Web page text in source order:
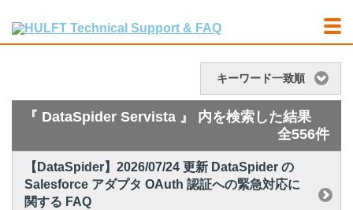
キーワード一致順
『 DataSpider Servista 』 内を検索した結果
全556件
【DataSpider】2026/07/24 更新 DataSpider の
Salesforce アダプタ OAuth 認証への緊急対応に
関する FAQ